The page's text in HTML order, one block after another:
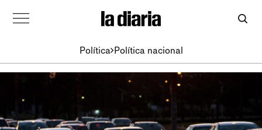
Política Política nacional